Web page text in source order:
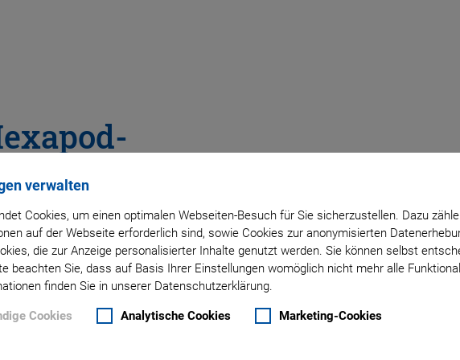
verwalten
Cookies, um einen optimalen Webseiten-Besuch für Sie sicherzustellen. Dazu
auf der Webseite erforderlich sind, sowie Cookies zur anonymisierten
die zur Anzeige personalisierter Inhalte genutzt werden. Sie können selbst
beachten Sie, dass auf Basis Ihrer Einstellungen womöglich nicht mehr alle
finden Sie in unserer Datenschutzerklärung.
Cookies Analytische Cookies Marketing-Cookies
Datenübertragungskabel
industrielle Anwendungen